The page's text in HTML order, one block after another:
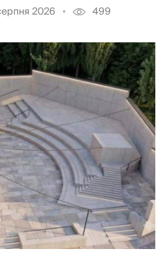
2026 499